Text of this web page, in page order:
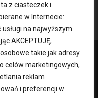
z ciasteczek i
w Internecie:
na najwyższym
AKCEPTUJĘ,
takie jak adresy
celów marketingowych,
reklam
i preferencji w